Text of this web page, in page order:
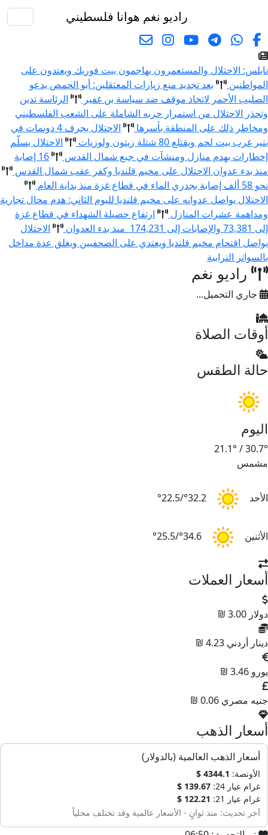
راديو نغم هوانا فلسطيني
نابلس: الاحتلال والمستعمرون يهاجمون بيت فوريك ويعتدون على
المواطنين
بعد تجديد منع زيارات المعتقلين: أبو الحمص يدعو
الصليب الأحمر لاتخاذ موقف ضد سياسة بن غفير
الرئاسة تدين
وتحذر الاحتلال من استمرار حربه الشاملة على الشعب الفلسطيني
ومخاطر ذلك على المنطقة بأسرها
الاحتلال يجرف 4 دونمات في
بتير غرب بيت لحم ويقتلع 80 شتلة زيتون ولوزيات
الاحتلال يسلّم
إخطارات بهدم منازل ومنشآت في جبع شمال القدس
16 إصابة
منذ بدء عدوان الاحتلال على مخيم قلنديا وكفر عقب شمال القدس
نحو 58 ألف إصابة بجدري الماء في قطاع غزة منذ بداية العام
الاحتلال يواصل عدوانه على مخيم قلنديا لليوم الثاني: هدم محال تجارية
ومداهمة عشرات المنازل
ارتفاع حصيلة الشهداء في قطاع غزة
إلى 73,381 والإصابات إلى 174,231 منذ بدء العدوان
الاحتلال
يواصل اقتحام مخيم قلنديا ويعتدي على الصحفيين ويغلق عدة مداخل
بالسواتر الترابية
راديو نغم
جاري التحميل...
أوقات الصلاة
حالة الطقس
اليوم
30.7°
/
21.1°
مشمس
الأحد 32.2°/22.5°
الأثنين 34.6°/25.5°
أسعار العملات
دولار 3.00 ₪
دينار أردني 4.23 ₪
يورو 3.46 ₪
جنيه مصري 0.06 ₪
أسعار الذهب
أسعار الذهب العالمية (بالدولار)
الأونصة: 4344.1 $
غرام عيار 24:
139.67 $
غرام عيار 21:
122.21 $
آخر تحديث: منذ ثوانٍ - الأسعار عالمية وقد تختلف محلياً